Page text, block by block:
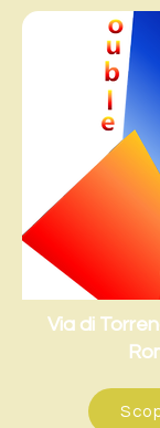
Via di